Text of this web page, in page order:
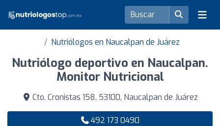
Nutriólogos en Naucalpan de Juárez
Nutriólogo deportivo en Naucalpan.
Monitor Nutricional
Cto. Cronistas 158, 53100, Naucalpan de Juárez
492 173 0490